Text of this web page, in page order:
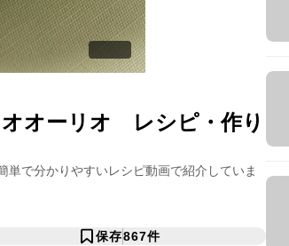
オーリオ レシピ・作り
単で分かりやすいレシピ動画で紹介していま
保存867件